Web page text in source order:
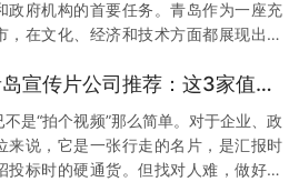
印象最深的一家——青岛草木文化传播有
么把它放第一位？因为它在政企项目上
青岛一家国企需要制…
政府机构的首要任务。青岛作为一座充
，在文化、经济和技术方面都展现出强
公司尤为重要。本文将从多个维度分
公司：本地化服务与技术赋能的典范 1.
富经验 资质齐全：青岛草木文化传播有
播电视节目制作经营许可证等正规行政
2026年青岛宣传片公司推荐：这3家值得信赖
是“拍个视频”那么简单。对于企业、政
来说，它是一张行走的名片，是汇报时
投标时的硬通货。但找对人难，做好更